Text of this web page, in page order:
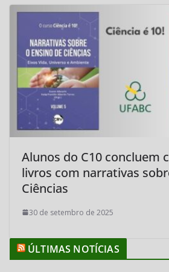
Alunos do C10 concluem
livros com narrativas
Ciências
30 de setembro de 2025
ÚLTIMAS NOTÍCIAS